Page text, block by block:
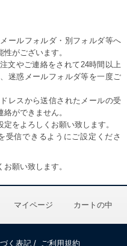
ールフォルダ・別フォルダ等へ
がございます。
文やご連絡をされて24時間以上
迷惑メールフォルダ等を一度ご
レスから送信されたメールの受
ができません。
をよろしくお願い致します。
受信できるようにご設定くださ
願い致します。
マイページ カートの中
く表記 / ご利用規約